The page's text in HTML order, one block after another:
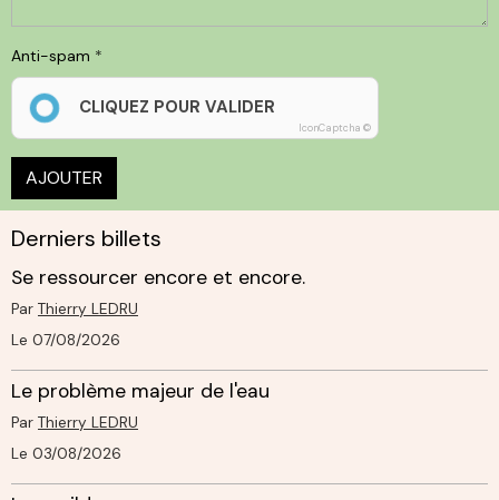
Anti-spam
CLIQUEZ POUR VALIDER
IconCaptcha ©
AJOUTER
Derniers billets
Se ressourcer encore et encore.
Par Thierry LEDRU
Le 07/08/2026
Le problème majeur de l'eau
Par Thierry LEDRU
Le 03/08/2026